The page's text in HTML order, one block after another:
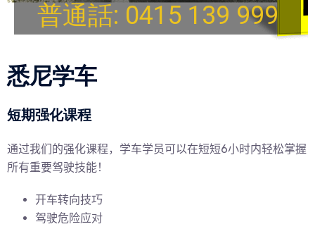
普通話: 0415 139 999
悉尼学车
短期强化课程
通过我们的强化课程，学车学员可以在短短6小时内轻松掌握
所有重要驾驶技能！
开车转向技巧
驾驶危险应对